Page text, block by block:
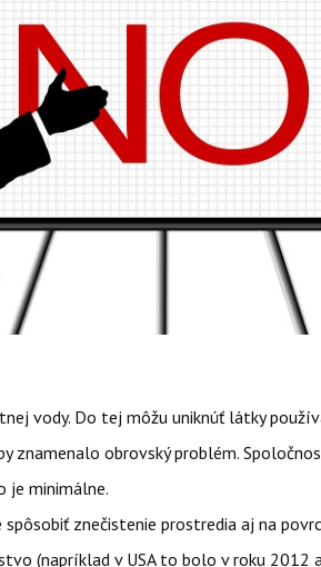
vody. Do tej môžu uniknúť látky
znamenalo obrovský problém.
je minimálne.
znečistenie prostredia aj na
(napríklad v USA to bolo v roku 2012